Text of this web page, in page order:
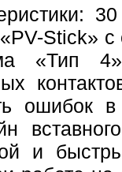
Stick» с
«Тип 4»
ошибок
и